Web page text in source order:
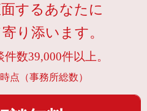
するあなたに
り添います。
数39,000件以上。
点（事務所総数）